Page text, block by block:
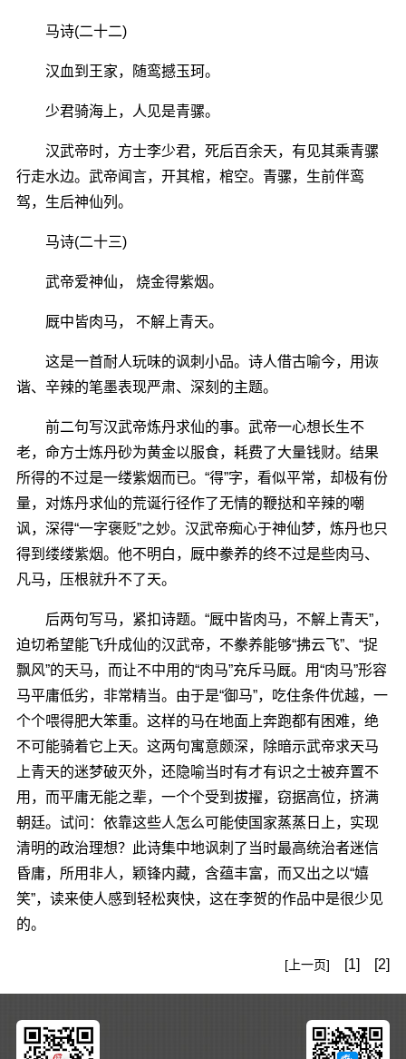
马诗(二十二)
汉血到王家，随鸾撼玉珂。
少君骑海上，人见是青骡。
汉武帝时，方士李少君，死后百余天，有见其乘青骡
行走水边。武帝闻言，开其棺，棺空。青骡，生前伴鸾
驾，生后神仙列。
马诗(二十三)
武帝爱神仙， 烧金得紫烟。
厩中皆肉马， 不解上青天。
这是一首耐人玩味的讽刺小品。诗人借古喻今，用诙
谐、辛辣的笔墨表现严肃、深刻的主题。
前二句写汉武帝炼丹求仙的事。武帝一心想长生不
老，命方士炼丹砂为黄金以服食，耗费了大量钱财。结果
所得的不过是一缕紫烟而已。“得”字，看似平常，却极有份
量，对炼丹求仙的荒诞行径作了无情的鞭挞和辛辣的嘲
讽，深得“一字褒贬”之妙。汉武帝痴心于神仙梦，炼丹也只
得到缕缕紫烟。他不明白，厩中豢养的终不过是些肉马、
凡马，压根就升不了天。
后两句写马，紧扣诗题。“厩中皆肉马，不解上青天”，
迫切希望能飞升成仙的汉武帝，不豢养能够“拂云飞”、“捉
飘风”的天马，而让不中用的“肉马”充斥马厩。用“肉马”形容
马平庸低劣，非常精当。由于是“御马”，吃住条件优越，一
个个喂得肥大笨重。这样的马在地面上奔跑都有困难，绝
不可能骑着它上天。这两句寓意颇深，除暗示武帝求天马
上青天的迷梦破灭外，还隐喻当时有才有识之士被弃置不
用，而平庸无能之辈，一个个受到拔擢，窃据高位，挤满
朝廷。试问：依靠这些人怎么可能使国家蒸蒸日上，实现
清明的政治理想？此诗集中地讽刺了当时最高统治者迷信
昏庸，所用非人，颖锋内藏，含蕴丰富，而又出之以“嬉
笑”，读来使人感到轻松爽快，这在李贺的作品中是很少见
的。
[上一页] [1] [2]